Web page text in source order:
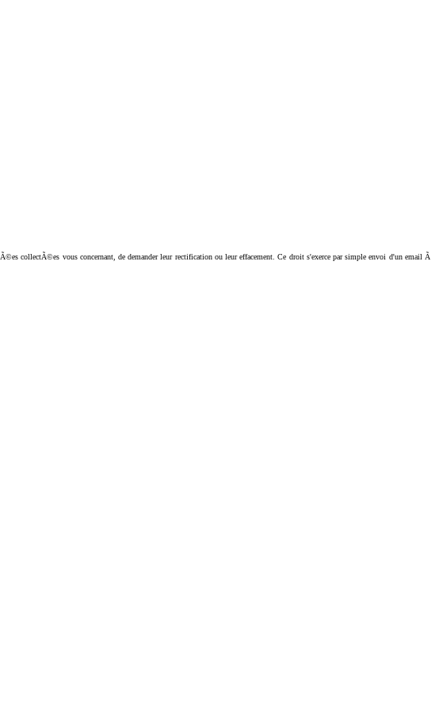
collectÃ©es vous concernant, de demander leur rectification ou leur effacement. Ce droit s'exerce par simple envoi d'un email Ã